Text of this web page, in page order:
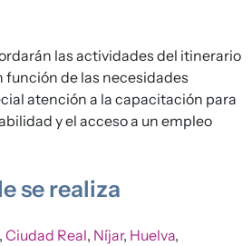
las actividades del itinerario
función de las necesidades
atención a la capacitación para
y el acceso a un empleo
se realiza
, Ciudad Real, Níjar, Huelva,